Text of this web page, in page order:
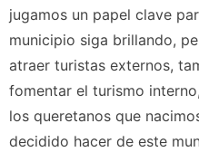
jugamos un papel clave
municipio siga brillando,
atraer turistas externos,
fomentar el turismo
los queretanos que
decidido hacer de este